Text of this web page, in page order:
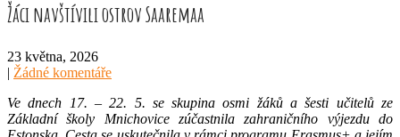
Žáci navštívili ostrov Saaremaa
23 května, 2026
| Žádné komentáře
Ve dnech 17. – 22. 5. se skupina osmi žáků a šesti učitelů ze
Základní školy Mnichovice zúčastnila zahraničního výjezdu do